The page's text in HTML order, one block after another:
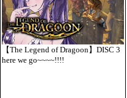
【The Legend of Dragoon】DISC 3
here we go~~~~!!!!